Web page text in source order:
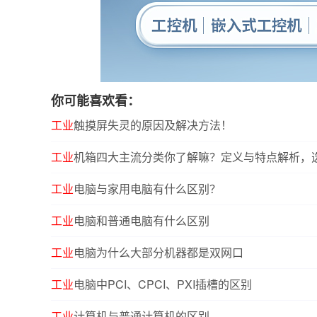
你可能喜欢看：
工业触摸屏失灵的原因及解决方法！
工业机箱四大主流分类你了解嘛？定义与特点解析，
工业电脑与家用电脑有什么区别？
工业电脑和普通电脑有什么区别
工业电脑为什么大部分机器都是双网口
工业电脑中PCI、CPCI、PXI插槽的区别